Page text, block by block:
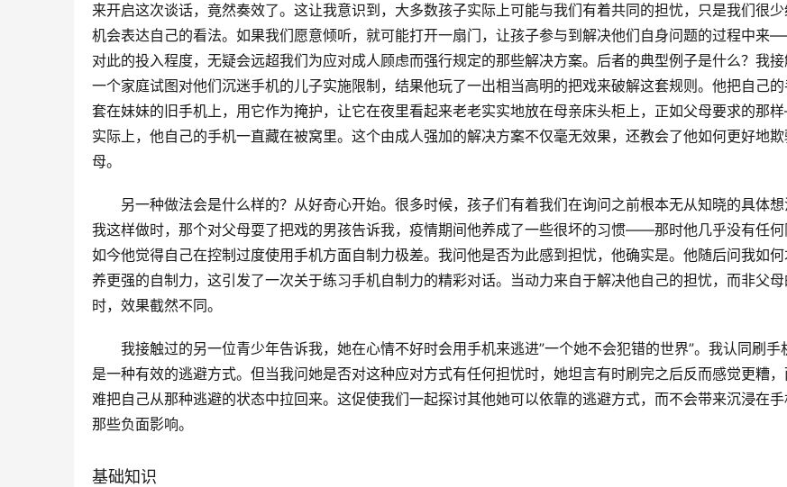
来开启这次谈话，竟然奏效了。这让我意识到，大多数孩子实际上可能与我们有着共同的担忧，只是我们很少
机会表达自己的看法。如果我们愿意倾听，就可能打开一扇门，让孩子参与到解决他们自身问题的过程中来
对此的投入程度，无疑会远超我们为应对成人顾虑而强行规定的那些解决方案。后者的典型例子是什么？我
一个家庭试图对他们沉迷手机的儿子实施限制，结果他玩了一出相当高明的把戏来破解这套规则。他把自己
套在妹妹的旧手机上，用它作为掩护，让它在夜里看起来老老实实地放在母亲床头柜上，正如父母要求的那
实际上，他自己的手机一直藏在被窝里。这个由成人强加的解决方案不仅毫无效果，还教会了他如何更好地欺
母。
另一种做法会是什么样的？从好奇心开始。很多时候，孩子们有着我们在询问之前根本无从知晓的具体想
我这样做时，那个对父母耍了把戏的男孩告诉我，疫情期间他养成了一些很坏的习惯——那时他几乎没有任何
如今他觉得自己在控制过度使用手机方面自制力极差。我问他是否为此感到担忧，他确实是。他随后问我如
养更强的自制力，这引发了一次关于练习手机自制力的精彩对话。当动力来自于解决他自己的担忧，而非父
时，效果截然不同。
我接触过的另一位青少年告诉我，她在心情不好时会用手机来逃进”一个她不会犯错的世界”。我认同刷手
是一种有效的逃避方式。但当我问她是否对这种应对方式有任何担忧时，她坦言有时刷完之后反而感觉更糟
难把自己从那种逃避的状态中拉回来。这促使我们一起探讨其他她可以依靠的逃避方式，而不会带来沉浸在
那些负面影响。
基础知识